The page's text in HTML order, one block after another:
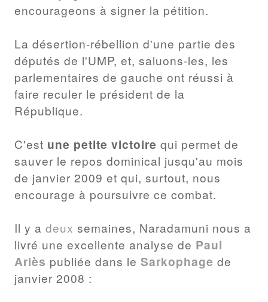
encourageons à signer la pétition.
La désertion-rébellion d'une partie des
députés de l'UMP, et, saluons-les, les
parlementaires de gauche ont réussi à
faire reculer le président de la
République.
C'est une petite victoire qui permet de
sauver le repos dominical jusqu'au mois
de janvier 2009 et qui, surtout, nous
encourage à poursuivre ce combat.
Il y a deux semaines, Naradamuni nous a
livré une excellente analyse de Paul
Ariès publiée dans le Sarkophage de
janvier 2008 :